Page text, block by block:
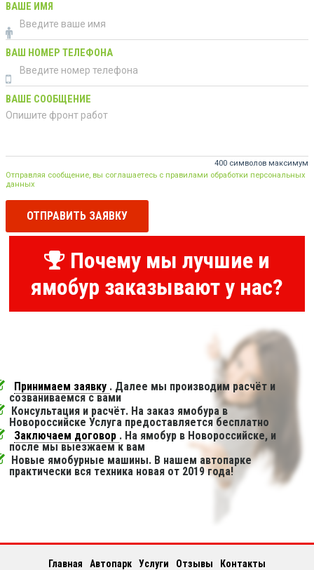
ВАШЕ ИМЯ
ВАШ НОМЕР ТЕЛЕФОНА
ВАШЕ СООБЩЕНИЕ
400 символов максимум
Отправляя сообщение, вы соглашаетесь с правилами обработки персональных
данных
ОТПРАВИТЬ ЗАЯВКУ
Почему мы лучшие и
ямобур заказывают у нас?
Принимаем заявку . Далее мы производим расчёт и
созваниваемся с вами
Консультация и расчёт. На заказ ямобура в
Новороссийске Услуга предоставляется бесплатно
Заключаем договор . На ямобур в Новороссийске, и
после мы выезжаем к вам
Новые ямобурные машины. В нашем автопарке
практически вся техника новая от 2019 года!
Главная Автопарк Услуги Отзывы
Контакты